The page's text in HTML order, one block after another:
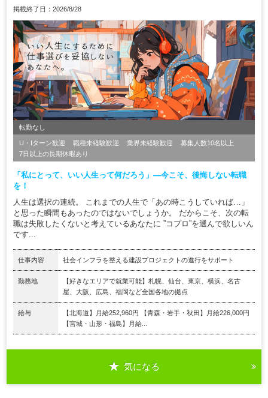
掲載終了日：2026/8/28
転勤なし
U・Iターン歓迎 職種未経験歓迎 業界未経験歓迎
募集人数10名以上
7日以上の長期休暇あり
「私にとって、いい人生って何だろう」―今こそ、後悔しない転職
を！
人生は選択の連続。 これまでの人生で「あの時こうしていれば…」
と思った瞬間もあったのではないでしょうか。 だからこそ、次の転
職は失敗したくないと考えているあなたに ”コプロ”を選んで欲しいん
です...
仕事内容 社会インフラを整える建設プロジェクトの進行をサポート
勤務地
【好きなエリアで就業可能】札幌、仙台、東京、横浜、名古
屋、大阪、広島、福岡など全国各地の拠点
給与
【北海道】月給252,960円 【青森・岩手・秋田】月給226,000円
【宮城・山形・福島】月給...
気になる